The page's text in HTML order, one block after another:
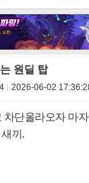
원딜 탑
2026-06-02
단올라오자 마
끼.